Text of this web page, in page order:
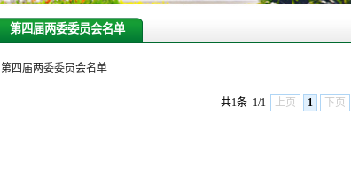
第四届两委委员会名单
第四届两委委员会名单
共1条 1/1 上页 1 下页